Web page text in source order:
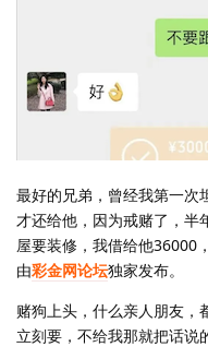
最好的兄弟，曾经我第一次
才还给他，因为戒赌了，半
屋要装修，我借给他36000
由彩金网论坛独家发布。
赌狗上头，什么亲人朋友，
立刻要，不给我那就把话说